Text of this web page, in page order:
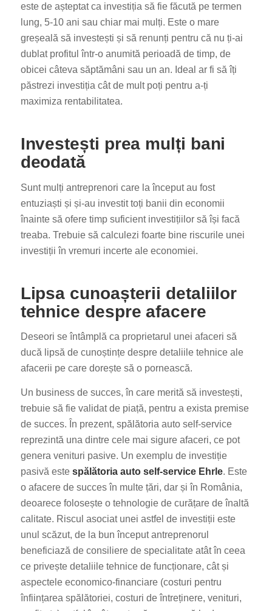
este de așteptat ca investiția să fie făcută pe termen
lung, 5-10 ani sau chiar mai mulți. Este o mare
greșeală să investești și să renunți pentru că nu ți-ai
dublat profitul într-o anumită perioadă de timp, de
obicei câteva săptămâni sau un an. Ideal ar fi să îți
păstrezi investiția cât de mult poți pentru a-ți
maximiza rentabilitatea.
Investești prea mulți bani
deodată
Sunt mulți antreprenori care la început au fost
entuziaști și și-au investit toți banii din economii
înainte să ofere timp suficient investițiilor să își facă
treaba. Trebuie să calculezi foarte bine riscurile unei
investiții în vremuri incerte ale economiei.
Lipsa cunoașterii detaliilor
tehnice despre afacere
Deseori se întâmplă ca proprietarul unei afaceri să
ducă lipsă de cunoștințe despre detaliile tehnice ale
afacerii pe care dorește să o pornească.
Un business de succes, în care merită să investești,
trebuie să fie validat de piață, pentru a exista premise
de succes. În prezent, spălătoria auto self-service
reprezintă una dintre cele mai sigure afaceri, ce pot
genera venituri pasive. Un exemplu de investiție
pasivă este spălătoria auto self-service Ehrle. Este
o afacere de succes în multe țări, dar și în România,
deoarece folosește o tehnologie de curățare de înaltă
calitate. Riscul asociat unei astfel de investiții este
unul scăzut, de la bun început antreprenorul
beneficiază de consiliere de specialitate atât în ceea
ce privește detaliile tehnice de funcționare, cât și
aspectele economico-financiare (costuri pentru
înființarea spălătoriei, costuri de întreținere, venituri,